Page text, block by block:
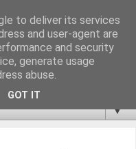
haut
Cosmologie.
ISSN 2272-5768
▼
to deliver its services
and user-agent are
and security
generate usage
abuse.
GOT IT